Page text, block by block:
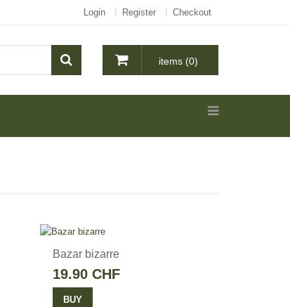
Login Register Checkout
items (0)
Bazar bizarre
19.90 CHF
BUY